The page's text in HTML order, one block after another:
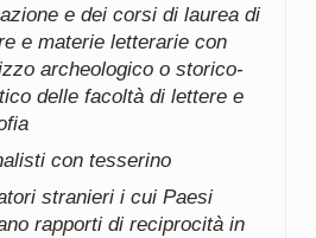
e dei corsi di laurea di
e materie letterarie con
archeologico o storico-
delle facoltà di lettere e
con tesserino
stranieri i cui Paesi
rapporti di reciprocità in